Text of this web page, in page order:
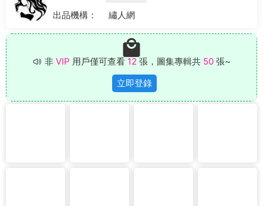
出品機構：
繡人網
非 VIP 用戶僅可查看 12 張，圖集專輯共 50張~
立即登錄